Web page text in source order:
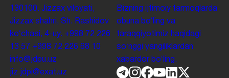
130100. Jizzax viloyati,
Jizzax shahri, Sh. Rashidov
koʻchasi, 4-uy. +998 72 226
13 57 +998 72 226 68 10
info@jdpu.uz
jiz.jdpi@exat.uz
Bizning ijtimoiy tarmoqlarda
obuna boʻling va
taraqqiyotimiz haqidagi
soʻnggi yangiliklardan
xabardor boʻling.